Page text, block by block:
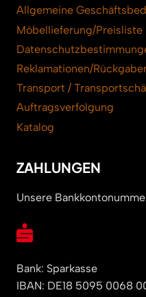
Allgemeine
Möbellieferung/Preisliste
Reklamationen/
Transport /
Auftragsverfolgung
Katalog
ZAHLUNGEN
Unsere
Bank: Sparkasse
IBAN: DE18 5095 0068